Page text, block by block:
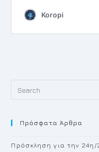
Πρόσφατα Άρθρα
Πρόσκληση για την